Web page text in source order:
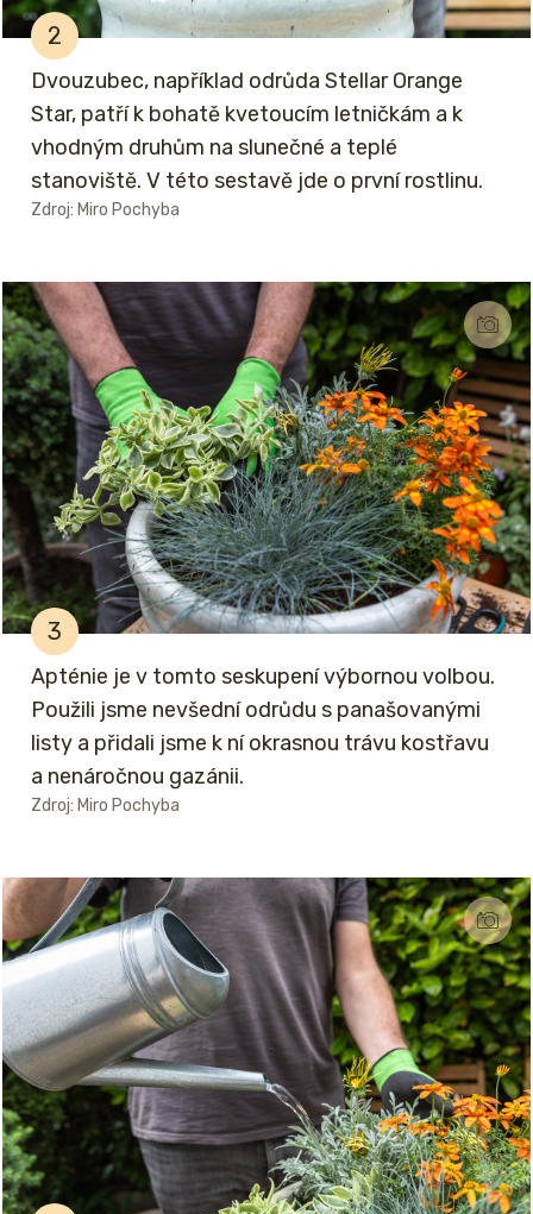
2
Dvouzubec, například odrůda Stellar Orange
Star, patří k bohatě kvetoucím letničkám a k
vhodným druhům na slunečné a teplé
stanoviště. V této sestavě jde o první rostlinu.
Zdroj: Miro Pochyba
3
Apténie je v tomto seskupení výbornou volbou.
Použili jsme nevšední odrůdu s panašovanými
listy a přidali jsme k ní okrasnou trávu kostřavu
a nenáročnou gazánii.
Zdroj: Miro Pochyba